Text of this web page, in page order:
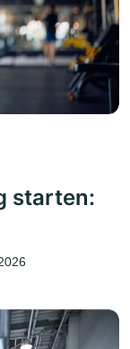
starten: